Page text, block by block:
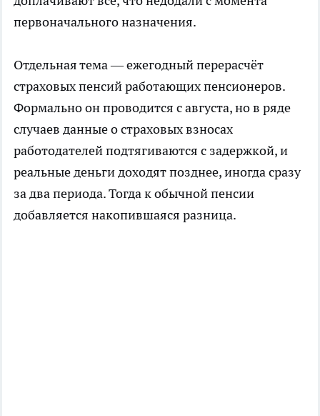
первоначального назначения.
Отдельная тема — ежегодный перерасчёт
страховых пенсий работающих пенсионеров.
Формально он проводится с августа, но в ряде
случаев данные о страховых взносах
работодателей подтягиваются с задержкой, и
реальные деньги доходят позднее, иногда сразу
за два периода. Тогда к обычной пенсии
добавляется накопившаяся разница.